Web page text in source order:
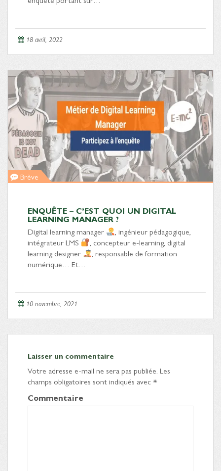
18 avril, 2022
Brève
ENQUÊTE – C’EST QUOI UN DIGITAL
LEARNING MANAGER ?
Digital learning manager
, ingénieur pédagogique,
intégrateur LMS
, concepteur e-learning, digital
learning designer
, responsable de formation
numérique… Et…
10 novembre, 2021
Laisser un commentaire
Votre adresse e-mail ne sera pas publiée. Les
champs obligatoires sont indiqués avec*
Commentaire